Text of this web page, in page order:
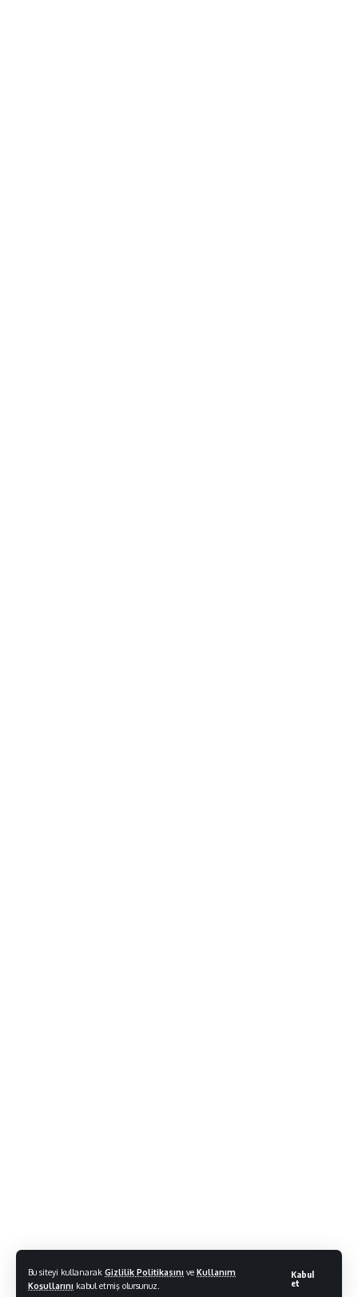
Bu siteyi kullanarak Gizlilik Politikasını ve Kullanım
Koşullarını kabul etmiş olursunuz.
Kabul
et